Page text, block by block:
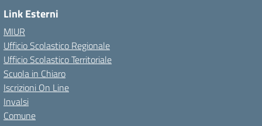
Link Esterni
MIUR
Ufficio Scolastico Regionale
Ufficio Scolastico Territoriale
Scuola in Chiaro
Iscrizioni On Line
Invalsi
Comune